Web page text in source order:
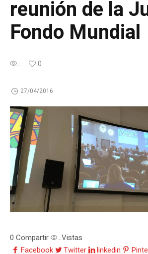
reunión de la
Fondo Mundial
... 0
27/04/2016
0 Compartir ...Vistas
Facebook
Twitter linkedin